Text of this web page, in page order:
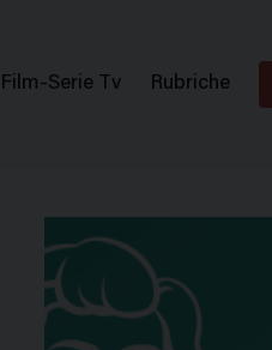
Film-Serie Tv Rubriche